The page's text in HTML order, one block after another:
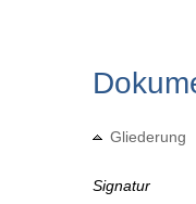
Gliederung
Signatur